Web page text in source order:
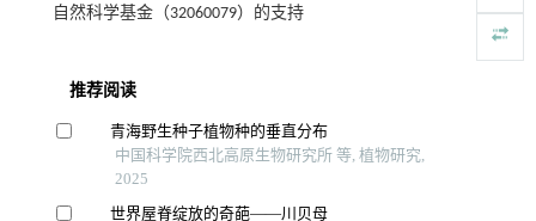
自然科学基金（32060079）的支持